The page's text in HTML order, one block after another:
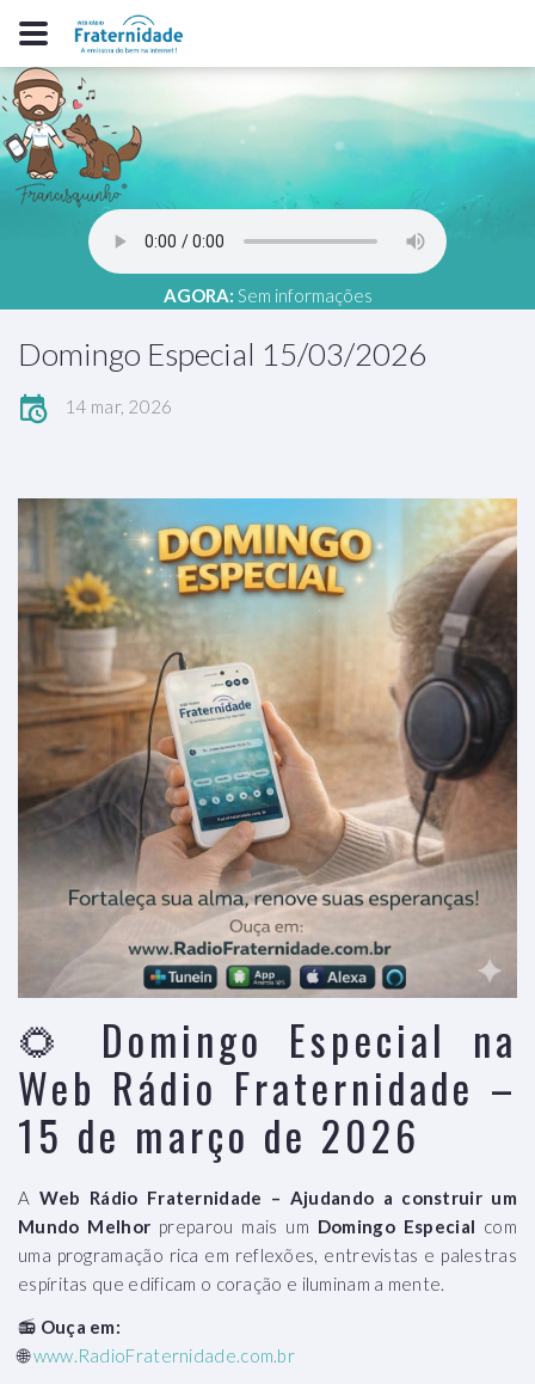
AGORA: Sem informações
Domingo Especial 15/03/2026
14 mar, 2026
🌻 Domingo Especial na
Web Rádio Fraternidade –
15 de março de 2026
A Web Rádio Fraternidade – Ajudando a construir um
Mundo Melhor preparou mais um Domingo Especial com
uma programação rica em reflexões, entrevistas e palestras
espíritas que edificam o coração e iluminam a mente.
📻 Ouça em:
🌐www.RadioFraternidade.com.br